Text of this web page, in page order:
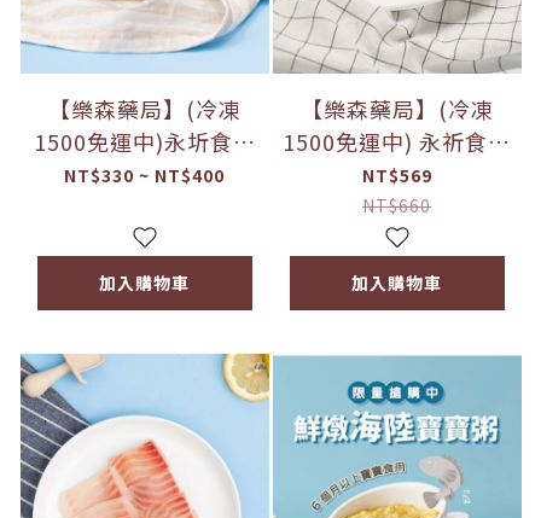
【樂森藥局】(冷凍
1500免運中)永圻食品
『台灣』現剝蝦
理)
NT$330 ~ NT$400
加入購物車
【樂森藥局】(冷凍
1500免運中) 永祈食品
日本青森縣生食級大干
貝(S)-200g
NT$569
NT$660
加入購物車